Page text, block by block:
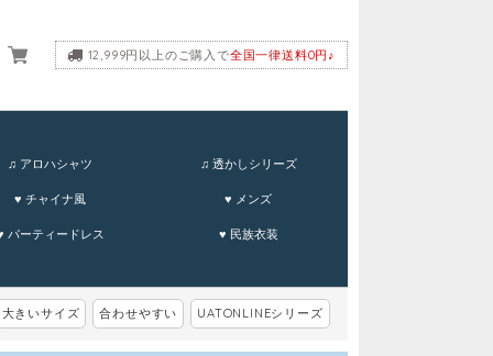
12,999円以上のご購入で全国一律送料0円♪
♫ アロハシャツ ♫ 透かしシリーズ
♥ チャイナ風 ♥ メンズ
パーティードレス ♥ 民族衣装
大きいサイズ 合わせやすい UATONLINEシリーズ